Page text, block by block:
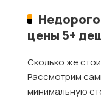
цены 5+
Сколько же
Рассмотрим
минимальную